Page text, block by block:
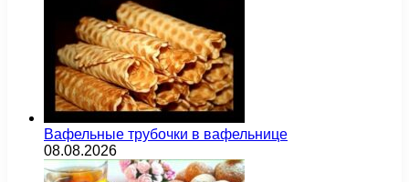
Вафельные трубочки в вафельнице
08.08.2026